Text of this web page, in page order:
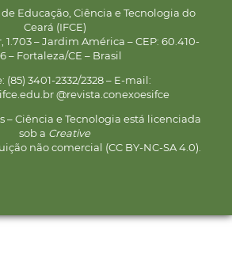
Educação, Ciência e Tecnologia do
Ceará (IFCE)
– Jardim América – CEP: 60.410-
– Fortaleza/CE – Brasil
(85) 3401-2332/2328 – E-mail:
@revista.conexoesifce
– Ciência e Tecnologia está licenciada
sob a Creative
não comercial (CC BY-NC-SA 4.0).